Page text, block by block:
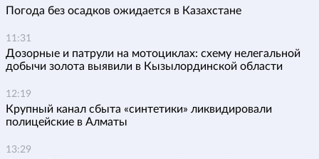
Погода без осадков ожидается в Казахстане
11:31
Дозорные и патрули на мотоциклах: схему нелегальной
добычи золота выявили в Кызылординской области
12:19
Крупный канал сбыта «синтетики» ликвидировали
полицейские в Алматы
13:29